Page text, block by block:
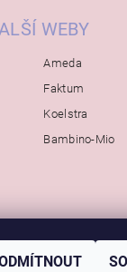
WEBY
Ameda
Faktum
Koelstra
Bambino-Mio